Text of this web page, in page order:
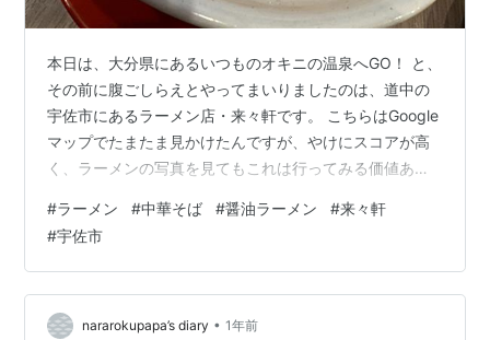
本日は、大分県にあるいつものオキニの温泉へGO！ と、
その前に腹ごしらえとやってまいりましたのは、道中の
宇佐市にあるラーメン店・来々軒です。 こちらはGoogle
マップでたまたま見かけたんですが、やけにスコアが高
く、ラーメンの写真を見てもこれは行ってみる価値あり
あげ店も併設 場所は、国道10号線からほんの少しだけ入
ったところ。駐車場は店舗前と店舗裏、さらにお隣の月
極にも6台分あるようです。午前11時半からの営業です
が、11時45分の到着でほぼ満席という盛況ぶり。これは
期待大です。 メニューを見ると、スープは醤油系と塩系
#ラーメン #中華そば #醤油ラーメン #来々軒
#宇佐市
nararokupapa’s diary • 1年前